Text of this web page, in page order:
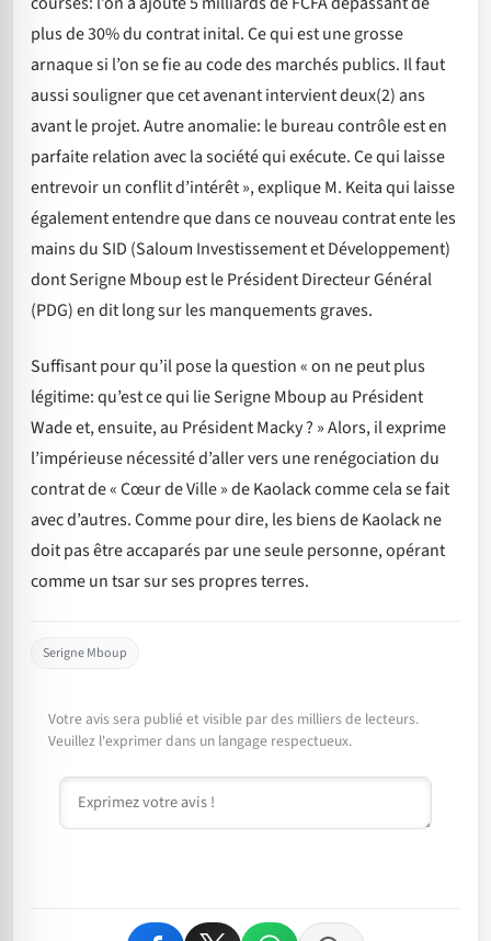
plus de 30% du contrat inital. Ce qui est une grosse
arnaque si l’on se fie au code des marchés publics. Il faut
aussi souligner que cet avenant intervient deux(2) ans
avant le projet. Autre anomalie: le bureau contrôle est en
parfaite relation avec la société qui exécute. Ce qui laisse
entrevoir un conflit d’intérêt », explique M. Keita qui laisse
également entendre que dans ce nouveau contrat ente les
mains du SID (Saloum Investissement et Développement)
dont Serigne Mboup est le Président Directeur Général
(PDG) en dit long sur les manquements graves.
Suffisant pour qu’il pose la question « on ne peut plus
légitime: qu’est ce qui lie Serigne Mboup au Président
Wade et, ensuite, au Président Macky ? » Alors, il exprime
l’impérieuse nécessité d’aller vers une renégociation du
contrat de « Cœur de Ville » de Kaolack comme cela se fait
avec d’autres. Comme pour dire, les biens de Kaolack ne
doit pas être accaparés par une seule personne, opérant
comme un tsar sur ses propres terres.
Serigne Mboup
Votre avis sera publié et visible par des milliers de lecteurs.
Veuillez l'exprimer dans un langage respectueux.
Commentaire